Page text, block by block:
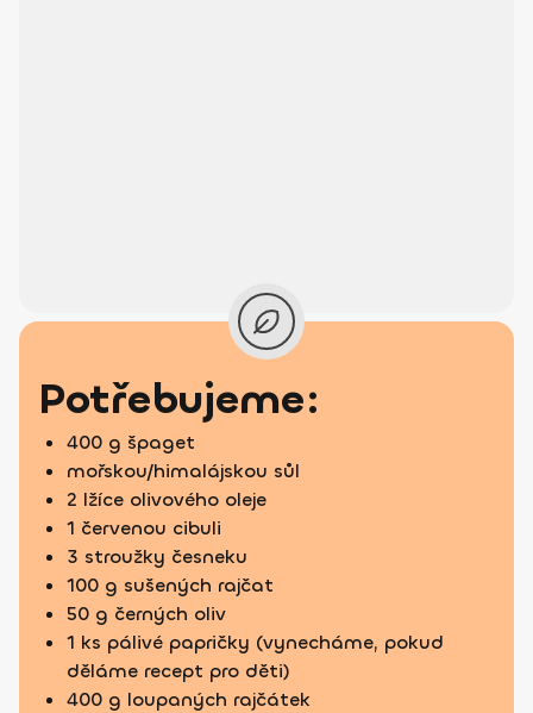
Potřebujeme:
400 g špaget
mořskou/himalájskou sůl
2 lžíce olivového oleje
1 červenou cibuli
3 stroužky česneku
100 g sušených rajčat
50 g černých oliv
1 ks pálivé papričky (vynecháme, pokud
děláme recept pro děti)
400 g loupaných rajčátek